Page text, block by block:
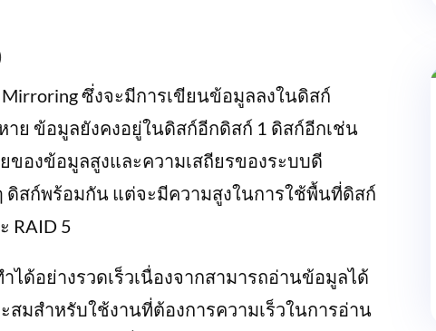
ซึ่งจะมีการเขียนข้อมูลลงในดิสก์
าย ข้อมูลยังคงอยู่ในดิสก์อีกดิสก์ 1 ดิสก์อีกเช่น
ของข้อมูลสูงและความเสถียรของระบบดี
ดิสก์พร้อมกัน แต่จะมีความสูงในการใช้พื้นที่ดิสก์
RAID 5
ได้อย่างรวดเร็วเนื่องจากสามารถอ่านข้อมูลได้
สมสำหรับใช้งานที่ต้องการความเร็วในการอ่าน